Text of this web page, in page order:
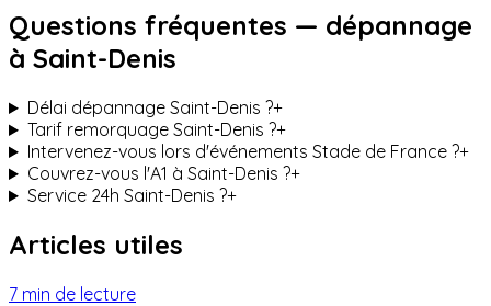
Questions fréquentes — dépannage
à Saint-Denis
Délai dépannage Saint-Denis ?+
Tarif remorquage Saint-Denis ?+
Intervenez-vous lors d'événements Stade de France ?+
Couvrez-vous l'A1 à Saint-Denis ?+
Service 24h Saint-Denis ?+
Articles utiles
7 min de lecture